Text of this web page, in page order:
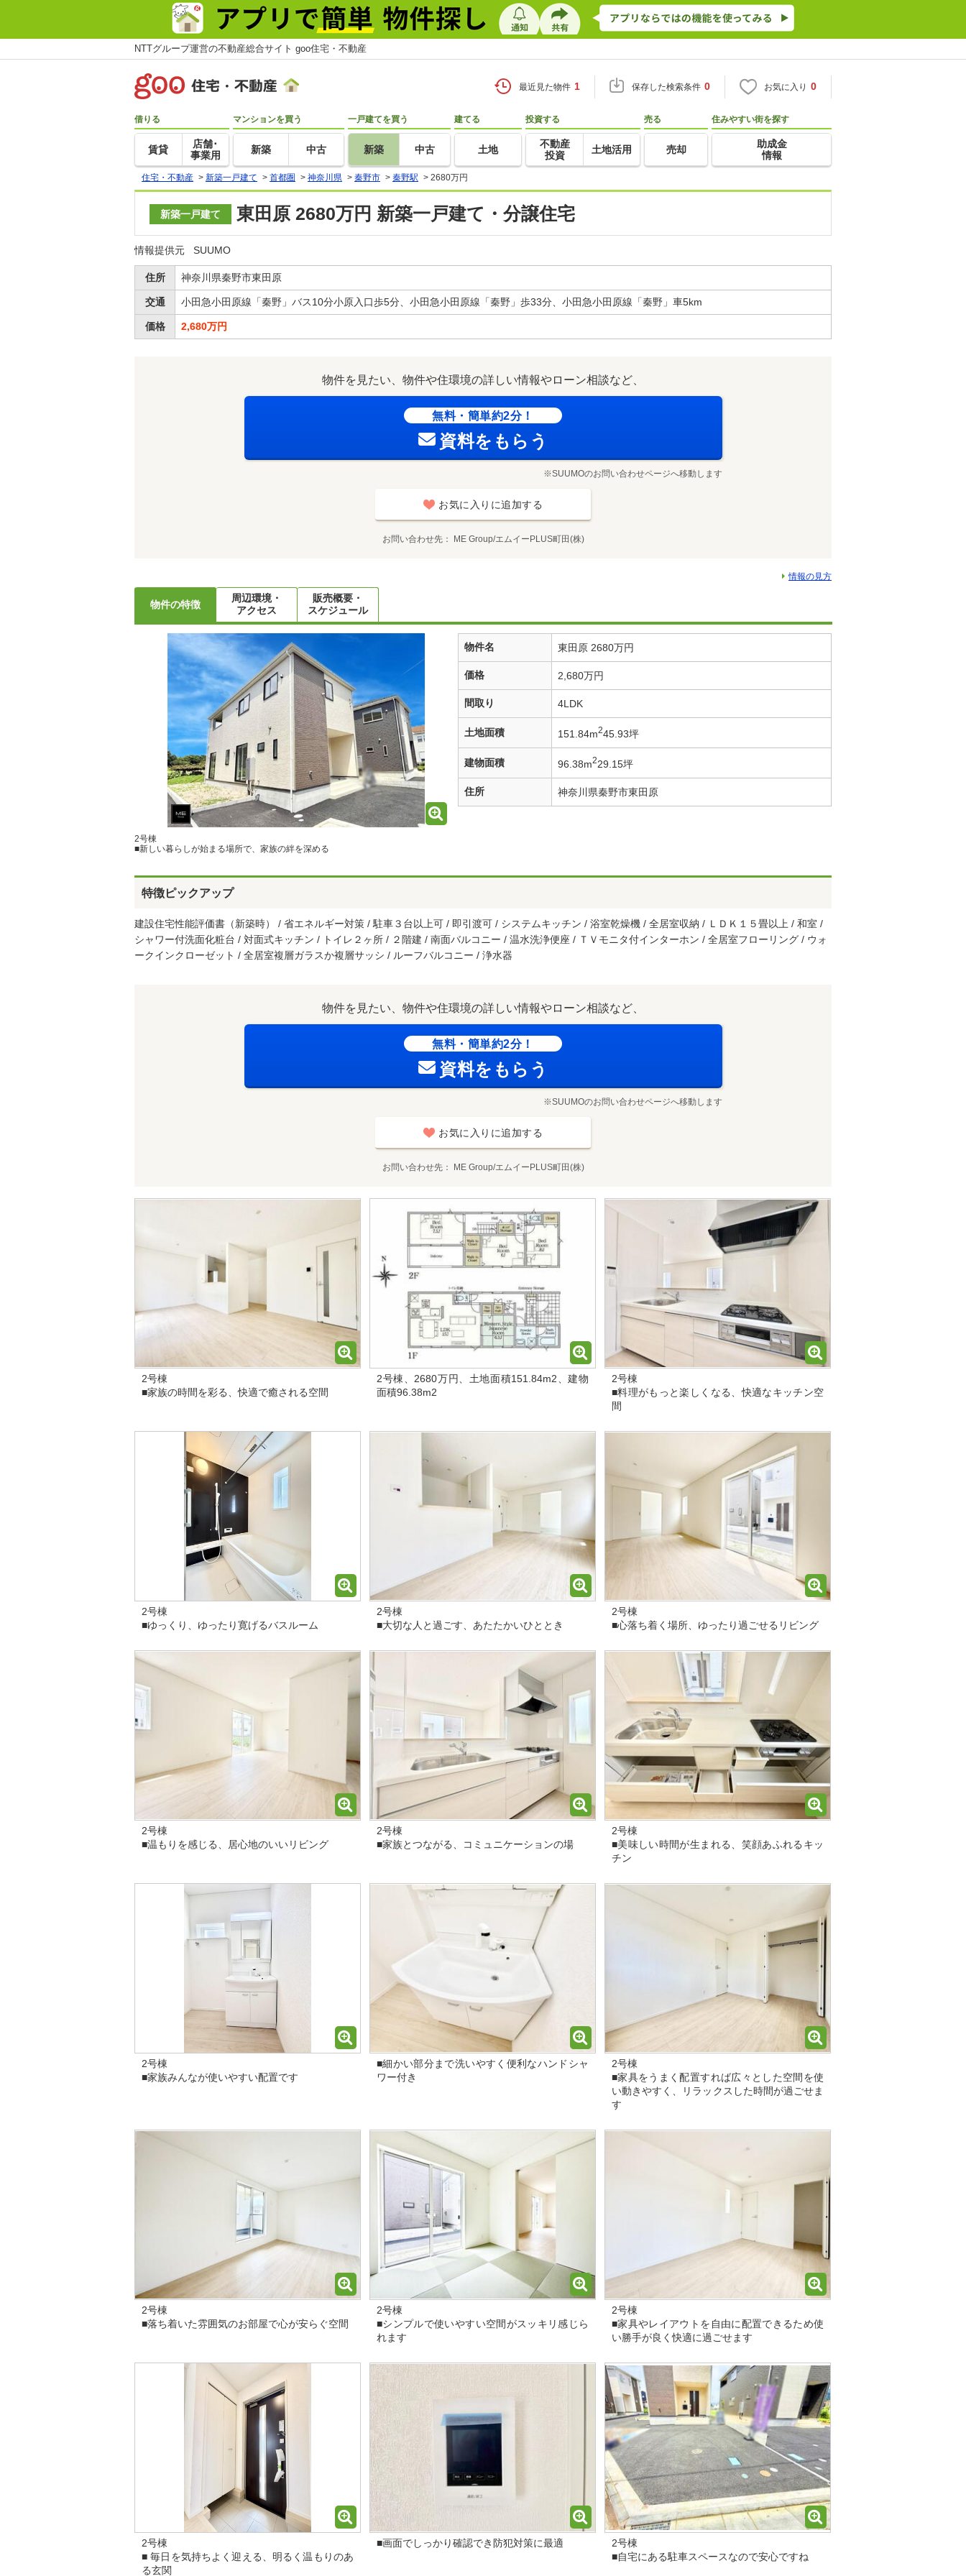
NTTグループ運営の不動産総合サイト goo住宅・不動産
最近見た物件 1 保存した検索条件 0 お気に入り 0
借りる
賃貸
店舗･
事業用
マンションを買う
新築 中古
一戸建てを買う
新築 中古
建てる
土地
投資する
不動産
投資
土地活用
売る
売却
住みやすい街を探す
助成金
情報
住宅・不動産 > 新築一戸建て > 首都圏 > 神奈川県 > 秦野市 > 秦野駅 > 2680万円
新築一戸建て 東田原 2680万円 新築一戸建て・分譲住宅
情報提供元 SUUMO
住所 神奈川県秦野市東田原
交通 小田急小田原線「秦野」バス10分小原入口歩5分、小田急小田原線「秦野」歩33分、小田急小田原線「秦野」車5km
価格 2,680万円
物件を見たい、物件や住環境の詳しい情報やローン相談など、
無料・簡単約2分！
資料をもらう
※SUUMOのお問い合わせページへ移動します
お気に入りに追加する
お問い合わせ先 ME Group/エムイーPLUS町田(株)
情報の見方
物件の特徴
周辺環境・
アクセス
販売概要・
スケジュール
2号棟
■新しい暮らしが始まる場所で、家族の絆を深める
物件名 東田原 2680万円
価格 2,680万円
間取り 4LDK
土地面積 151.84m245.93坪
建物面積 96.38m229.15坪
住所 神奈川県秦野市東田原
特徴ピックアップ
建設住宅性能評価書（新築時） / 省エネルギー対策 / 駐車３台以上可 / 即引渡可 / システムキッチン / 浴室乾燥機 / 全居室収納 / ＬＤＫ１５畳以上 / 和室 /
シャワー付洗面化粧台 / 対面式キッチン / トイレ２ヶ所 / ２階建 / 南面バルコニー / 温水洗浄便座 / ＴＶモニタ付インターホン / 全居室フローリング / ウォ
ークインクローゼット / 全居室複層ガラスか複層サッシ / ルーフバルコニー / 浄水器
物件を見たい、物件や住環境の詳しい情報やローン相談など、
無料・簡単約2分！
資料をもらう
※SUUMOのお問い合わせページへ移動します
お気に入りに追加する
お問い合わせ先 ME Group/エムイーPLUS町田(株)
2号棟
■家族の時間を彩る、快適で癒される空間
2号棟、2680万円、土地面積151.84m2、建物
面積96.38m2
2号棟
■料理がもっと楽しくなる、快適なキッチン空
間
2号棟
■ゆっくり、ゆったり寛げるバスルーム
2号棟
■大切な人と過ごす、あたたかいひととき
2号棟
■心落ち着く場所、ゆったり過ごせるリビング
2号棟
■温もりを感じる、居心地のいいリビング
2号棟
■家族とつながる、コミュニケーションの場
2号棟
■美味しい時間が生まれる、笑顔あふれるキッ
チン
2号棟
■家族みんなが使いやすい配置です
■細かい部分まで洗いやすく便利なハンドシャ
ワー付き
2号棟
■家具をうまく配置すれば広々とした空間を使
い動きやすく、リラックスした時間が過ごせま
す
2号棟
■落ち着いた雰囲気のお部屋で心が安らぐ空間
2号棟
■シンプルで使いやすい空間がスッキリ感じら
れます
2号棟
■家具やレイアウトを自由に配置できるため使
い勝手が良く快適に過ごせます
2号棟
■ 毎日を気持ちよく迎える、明るく温もりのあ
る玄関
■画面でしっかり確認でき防犯対策に最適
2号棟
■自宅にある駐車スペースなので安心ですね